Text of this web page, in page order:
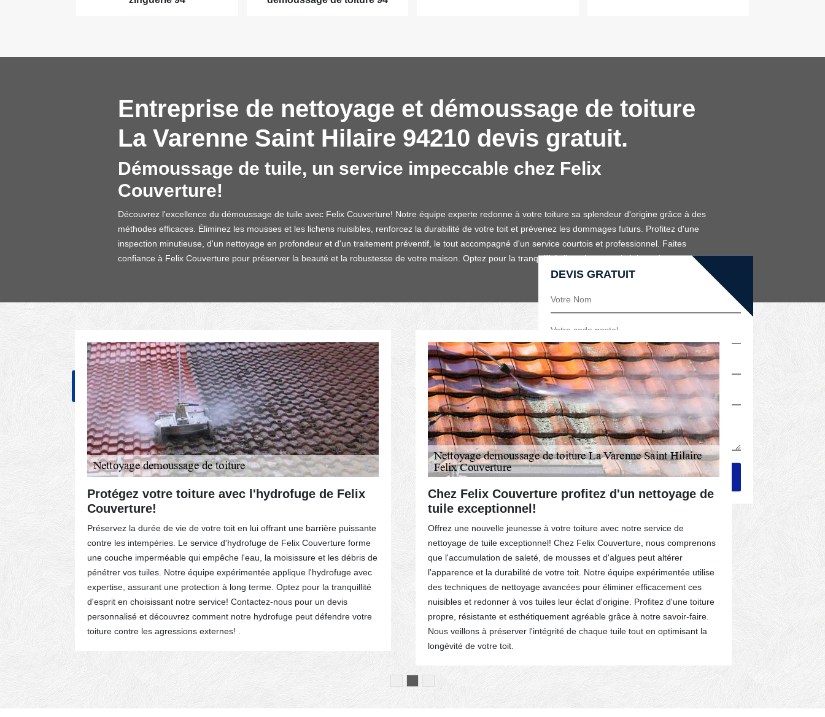
NOS RÉALISATIONS CONTACTEZ-NOUS
DEVIS GRATUIT
Entreprise de nettoyage et démoussage de toiture
La Varenne Saint Hilaire 94210 devis gratuit.
Démoussage de tuile, un service impeccable chez Felix
Couverture!
Découvrez l'excellence du démoussage de tuile avec Felix Couverture! Notre équipe experte redonne à votre toiture sa splendeur d'origine grâce à des
méthodes efficaces. Éliminez les mousses et les lichens nuisibles, renforcez la durabilité de votre toit et prévenez les dommages futurs. Profitez d'une
inspection minutieuse, d'un nettoyage en profondeur et d'un traitement préventif, le tout accompagné d'un service courtois et professionnel. Faites
confiance à Felix Couverture pour préserver la beauté et la robustesse de votre maison. Optez pour la tranquillité d'esprit et un toit éclatant!
la
les
effet, la
Protégez votre toiture avec l'hydrofuge de Felix
Couverture!
Préservez la durée de vie de votre toit en lui offrant une barrière puissante
contre les intempéries. Le service d'hydrofuge de Felix Couverture forme
une couche imperméable qui empêche l'eau, la moisissure et les débris de
pénétrer vos tuiles. Notre équipe expérimentée applique l'hydrofuge avec
expertise, assurant une protection à long terme. Optez pour la tranquillité
d'esprit en choisissant notre service! Contactez-nous pour un devis
personnalisé et découvrez comment notre hydrofuge peut défendre votre
toiture contre les agressions externes! .
Chez Felix Couverture profitez d'un nettoyage de
tuile exceptionnel!
Offrez une nouvelle jeunesse à votre toiture avec notre service de
nettoyage de tuile exceptionnel! Chez Felix Couverture, nous comprenons
que l'accumulation de saleté, de mousses et d'algues peut altérer
l'apparence et la durabilité de votre toit. Notre équipe expérimentée utilise
des techniques de nettoyage avancées pour éliminer efficacement ces
nuisibles et redonner à vos tuiles leur éclat d'origine. Profitez d'une toiture
propre, résistante et esthétiquement agréable grâce à notre savoir-faire.
Nous veillons à préserver l'intégrité de chaque tuile tout en optimisant la
longévité de votre toit.
Les
Il existe des
de la toiture
premier lieu,
périodes
l'eau et des
est
profiteront